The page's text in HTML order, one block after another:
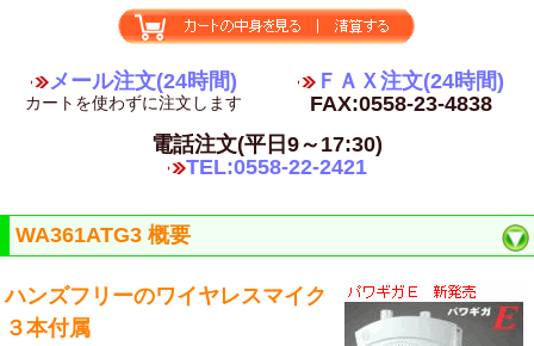
メール注文(24時間)
カートを使わずに注文します
ＦＡＸ注文(24時間)
FAX:0558-23-4838
電話注文(平日9～17:30)
TEL:0558-22-2421
WA361ATG3 概要
ハンズフリーのワイヤレスマイク
３本付属